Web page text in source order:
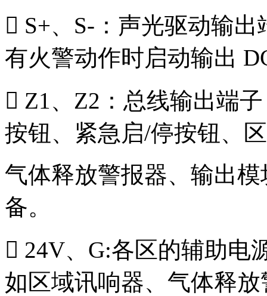
 S+、S-：声光驱动输
有火警动作时启动输出
 Z1、Z2：总线输出端
按钮、紧急启/停按钮、
气体释放警报器、输出
备。
 24V、G:各区的辅助电
如区域讯响器、气体释